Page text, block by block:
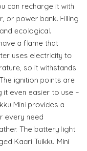
can recharge it with
or power bank. Filling
ecological.
a flame that
uses electricity to
so it withstands
ignition points are
it even easier to use –
Mini provides a
every need
The battery light
Kaari Tuikku Mini